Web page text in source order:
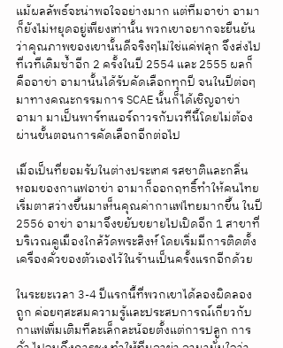
แม้ผลลัพธ์จะน่าพอใจอย่างมาก แต่ทีมอาข่า อามา
ก็ยังไม่หยุดอยู่เพียงเท่านั้น พวกเขาอยากจะยืนยัน
ว่าคุณภาพของเขานั้นดีจริงๆไม่ใช่แค่ฟลุก จึงส่งไป
ที่เวทีเดิมซ้ำอีก 2 ครั้งในปี 2554 และ 2555 ผลก็
คืออาข่า อามานั้นได้รับคัดเลือกทุกปี จนในปีต่อๆ
มาทางคณะกรรมการ SCAE นั้นก็ได้เชิญอาข่า
อามา มาเป็นพาร์ทเนอร์ถาวรกับเวทีนี้โดยไม่ต้อง
ผ่านขั้นตอนการคัดเลือกอีกต่อไป
เมื่อเป็นที่ยอมรับในต่างประเทศ รสชาติและกลิ่น
หอมของกาแฟอาข่า อามาก็ออกฤทธิ์ทำให้คนไทย
เริ่มตาสว่างขึ้นมาเห็นคุณค่ากาแฟไทยมากขึ้น ในปี
2556 อาข่า อามาจึงขยับขยายไปเปิดอีก 1 สาขาที่
บริเวณคูเมืองใกล้วัดพระสิงห์ โดยเริ่มมีการติดตั้ง
เครื่องคั่วของตัวเองไว้ในร้านเป็นครั้งแรกอีกด้วย
ในระยะเวลา 3-4 ปีแรกนี้ที่พวกเขาได้ลองผิดลอง
ถูก ค่อยๆสะสมความรู้และประสบการณ์เกี่ยวกับ
กาแฟเพิ่มเติมทีละเล็กละน้อยตั้งแต่การปลูก การ